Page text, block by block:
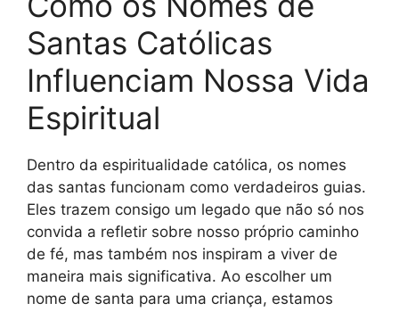
Santas Católicas
Influenciam Nossa Vida
Espiritual
Dentro da espiritualidade católica, os nomes
das santas funcionam como verdadeiros guias.
Eles trazem consigo um legado que não só nos
convida a refletir sobre nosso próprio caminho
de fé, mas também nos inspiram a viver de
maneira mais significativa. Ao escolher um
nome de santa para uma criança, estamos